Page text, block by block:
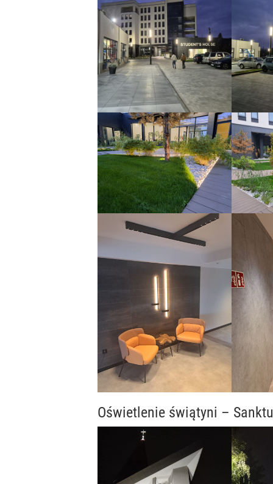
Oświetlenie świątyni –